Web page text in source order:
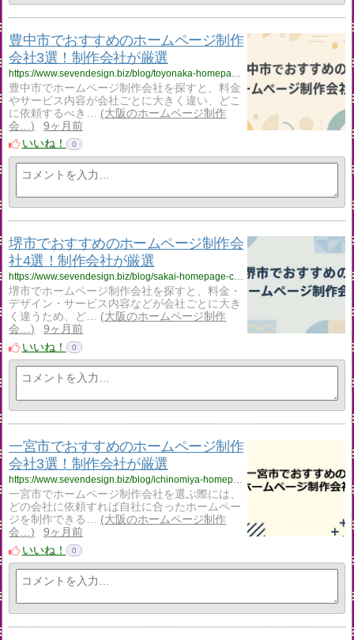
豊中市でおすすめのホームページ制作
会社3選！制作会社が厳選
https://www.sevendesign.biz/blog/toyonaka-homepage-creation/
豊中市でホームページ制作会社を探すと、料金
やサービス内容が会社ごとに大きく違い、どこ
に依頼するべき…
大阪のホームページ制作
会…
9ヶ月前
いいね！
0
堺市でおすすめのホームページ制作会
社4選！制作会社が厳選
https://www.sevendesign.biz/blog/sakai-homepage-creation/
堺市でホームページ制作会社を探すと、料金・
デザイン・サービス内容などが会社ごとに大き
く違うため、ど…
大阪のホームページ制作
会…
9ヶ月前
いいね！
0
一宮市でおすすめのホームページ制作
会社3選！制作会社が厳選
https://www.sevendesign.biz/blog/ichinomiya-homepage-creation/
一宮市でホームページ制作会社を選ぶ際には、
どの会社に依頼すれば自社に合ったホームペー
ジを制作できる…
大阪のホームページ制作
会…
9ヶ月前
いいね！
0